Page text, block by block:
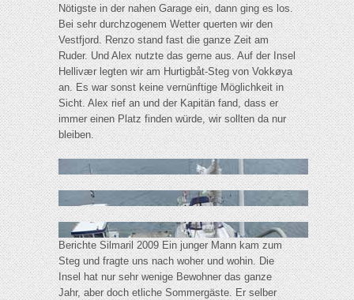
Nötigste in der nahen Garage ein, dann ging es los.
Bei sehr durchzogenem Wetter querten wir den
Vestfjord. Renzo stand fast die ganze Zeit am
Ruder. Und Alex nutzte das gerne aus. Auf der Insel
Hellivær legten wir am Hurtigbåt-Steg von Vokkøya
an. Es war sonst keine vernünftige Möglichkeit in
Sicht. Alex rief an und der Kapitän fand, dass er
immer einen Platz finden würde, wir sollten da nur
bleiben.
Berichte Silmaril 2009 Ein junger Mann kam zum
Steg und fragte uns nach woher und wohin. Die
Insel hat nur sehr wenige Bewohner das ganze
Jahr, aber doch etliche Sommergäste. Er selber